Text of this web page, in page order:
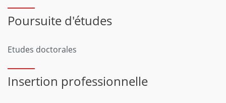
Poursuite d'études
Etudes doctorales
Insertion professionnelle